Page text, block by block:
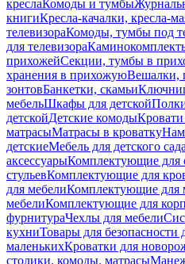
креслаКомоды и тумбы
книгиКресла-качалки, кресла-
телевизораКомоды, тумбы под
для телевизора
прихожейСекции, тумбы в
хранения в прихожуюВешалки,
зонтовБанкетки, скамьи
мебельШкафы для детской
детскойДетские комодыКровати
матрасыМатрасы в кроватку
детскиеМебель для детского сада
аксессуарыКомплектующие для
стульевКомплектующие для
для мебелиКомплектующие для
мебелиКомплектующие для
фурнитураЧехлы для мебели
кухниТовары для безопасности
маленькихКроватки для
столики, комоды, матрасы